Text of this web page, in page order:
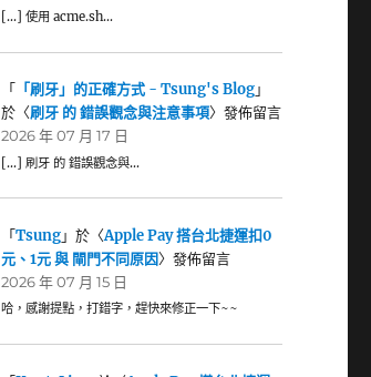
[…] 使用 acme.sh…
「 「刷牙」的正確方式 - Tsung's Blog」
於〈刷牙 的 錯誤觀念與注意事項〉發佈留言
2026 年 07 月 17 日
[…] 刷牙 的 錯誤觀念與…
「Tsung」於〈Apple Pay 搭台北捷運扣0
元、1元 與 閘門不同原因〉發佈留言
2026 年 07 月 15 日
哈，感謝提點，打錯字，趕快來修正一下~~